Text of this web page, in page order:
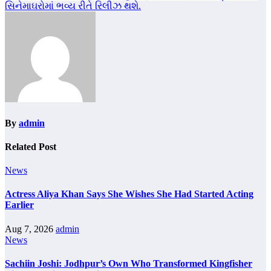
સિનેમાઘરોમાં ભવ્ય રીતે રિલીઝ થશે.
By admin
Related Post
News
Actress Aliya Khan Says She Wishes She Had Started Acting
Earlier
Aug 7, 2026 admin
News
Sachiin Joshi: Jodhpur’s Own Who Transformed Kingfisher